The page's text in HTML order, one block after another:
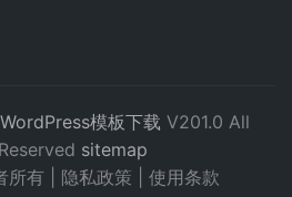
WordPress模板下载 V201.0 All
sitemap
所有 | 隐私政策 使用条款